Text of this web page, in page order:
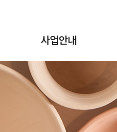
사업안내